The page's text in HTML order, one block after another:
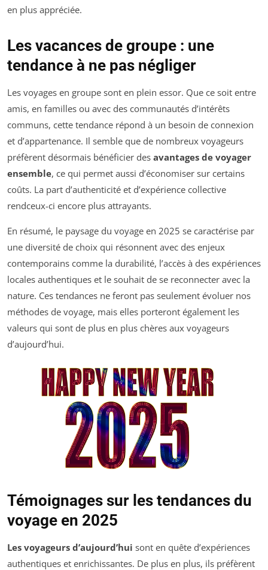
en plus appréciée.
Les vacances de groupe : une
tendance à ne pas négliger
Les voyages en groupe sont en plein essor. Que ce soit entre
amis, en familles ou avec des communautés d’intérêts
communs, cette tendance répond à un besoin de connexion
et d’appartenance. Il semble que de nombreux voyageurs
préfèrent désormais bénéficier des avantages de voyager
ensemble, ce qui permet aussi d’économiser sur certains
coûts. La part d’authenticité et d’expérience collective
rendceux-ci encore plus attrayants.
En résumé, le paysage du voyage en 2025 se caractérise par
une diversité de choix qui résonnent avec des enjeux
contemporains comme la durabilité, l’accès à des expériences
locales authentiques et le souhait de se reconnecter avec la
nature. Ces tendances ne feront pas seulement évoluer nos
méthodes de voyage, mais elles porteront également les
valeurs qui sont de plus en plus chères aux voyageurs
d’aujourd’hui.
Témoignages sur les tendances du
voyage en 2025
Les voyageurs d’aujourd’hui sont en quête d’expériences
authentiques et enrichissantes. De plus en plus, ils préfèrent